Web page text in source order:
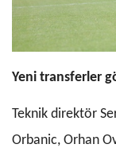
Yeni transferler
Teknik direktör
Orbanic, Orhan